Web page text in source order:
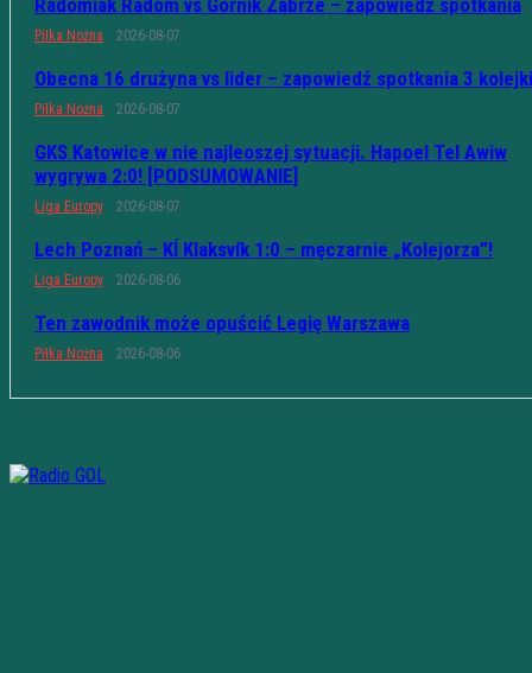
Radomiak Radom vs Górnik Zabrze – zapowiedź spotkania
Piłka Nożna 2026-08-07
Obecna 16 drużyna vs lider – zapowiedź spotkania 3 kolejki
Piłka Nożna 2026-08-07
GKS Katowice w nie najleoszej sytuacji. Hapoel Tel Awiw
wygrywa 2:0! [PODSUMOWANIE]
Liga Europy 2026-08-07
Lech Poznań – KÍ Klaksvík 1:0 – męczarnie „Kolejorza”!
Liga Europy 2026-08-06
Ten zawodnik może opuścić Legię Warszawa
Piłka Nożna 2026-08-06